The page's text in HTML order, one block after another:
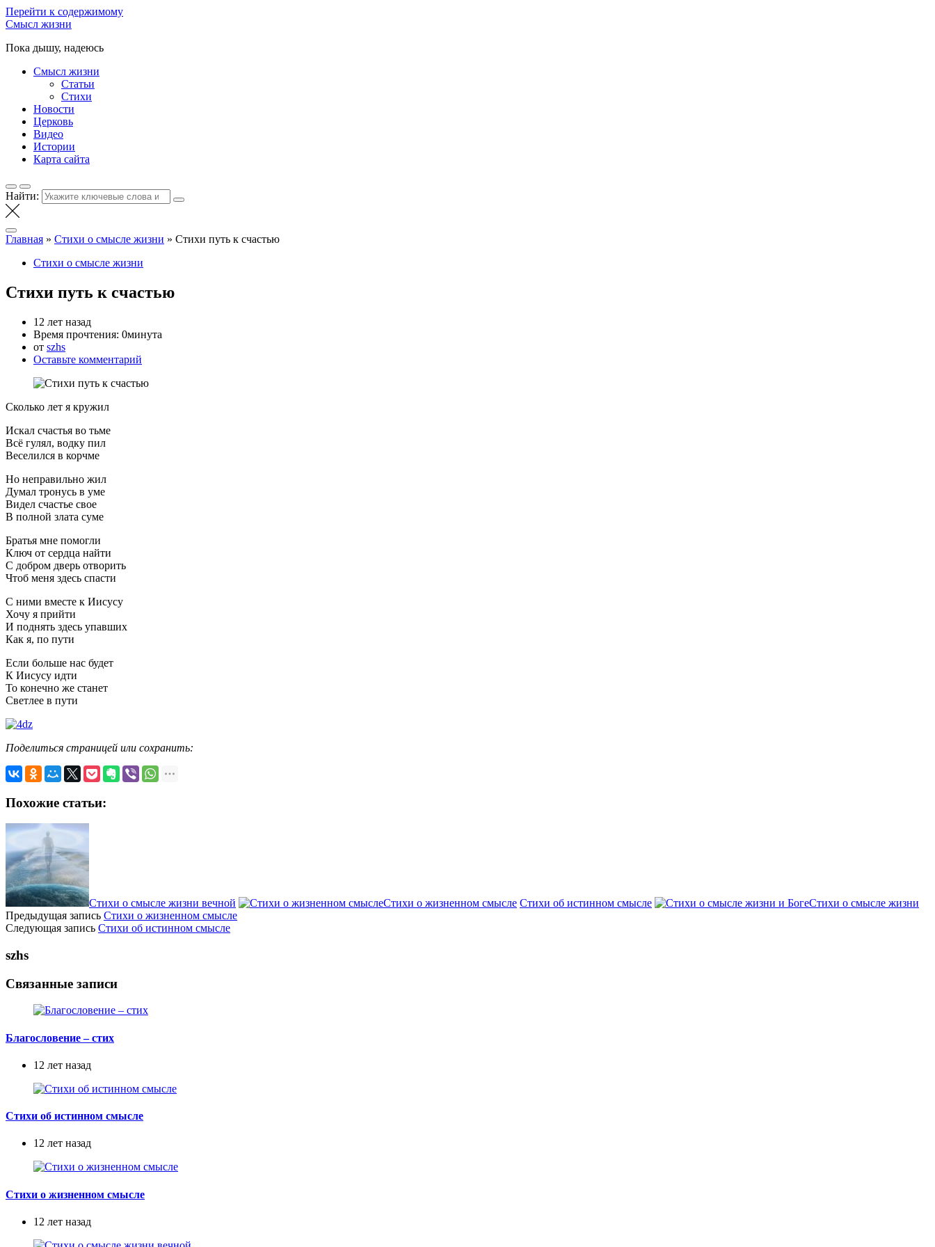
Перейти к содержимому
Смысл жизни
Пока дышу, надеюсь
Смысл жизни
Статьи
Стихи
Новости
Церковь
Видео
Истории
Карта сайта
Найти:
Главная » Стихи о смысле жизни » Стихи путь к счастью
Стихи о смысле жизни
Стихи путь к счастью
12 лет назад
Время прочтения: 0минута
от szhs
Оставьте комментарий
Сколько лет я кружил
Искал счастья во тьме
Всё гулял, водку пил
Веселился в корчме
Но неправильно жил
Думал тронусь в уме
Видел счастье свое
В полной злата суме
Братья мне помогли
Ключ от сердца найти
С добром дверь отворить
Чтоб меня здесь спасти
С ними вместе к Иисусу
Хочу я прийти
И поднять здесь упавших
Как я, по пути
Если больше нас будет
К Иисусу идти
То конечно же станет
Светлее в пути
Поделиться страницей или сохранить:
Похожие статьи:
Стихи о смысле жизни вечной Стихи о жизненном смысле Стихи об истинном смысле
Стихи о смысле жизни
Предыдущая запись Стихи о жизненном смысле
Следующая запись Стихи об истинном смысле
szhs
Связанные записи
Благословение – стих
12 лет назад
Стихи об истинном смысле
12 лет назад
Стихи о жизненном смысле
12 лет назад